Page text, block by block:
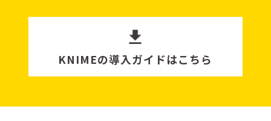
KNIMEの導入ガイドはこちら